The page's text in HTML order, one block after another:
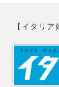
【イタリ